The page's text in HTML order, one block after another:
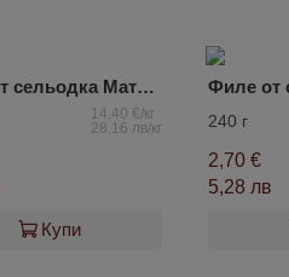
Филе от сельодка Матие оригинал
14,40 €/кг
28,16 лв/кг
Купи
240 г
2,70 €
5,28 лв